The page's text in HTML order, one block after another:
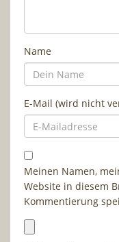
Name
E-Mail (wird nicht
Meinen Namen,
Website in diesem
Kommentierung